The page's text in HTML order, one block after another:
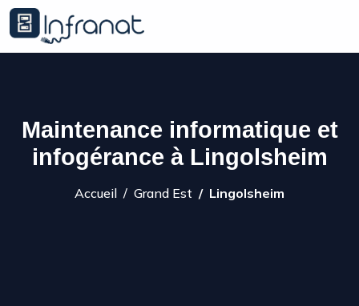
Maintenance informatique et
infogérance à Lingolsheim
Accueil Grand Est Lingolsheim